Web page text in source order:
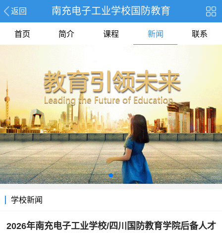
返回 南充电子工业学校国防教育
首页 简介 课程 新闻 联系
学校新闻
2026年南充电子工业学校/四川国防教育学院后备人才